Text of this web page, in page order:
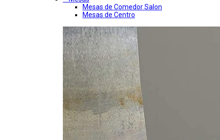
Mesas de Comedor Salon
Mesas de Centro